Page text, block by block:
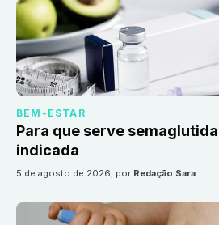
BEM-ESTAR
Para que serve
indicada
5 de agosto de 2026, por Redação Sara